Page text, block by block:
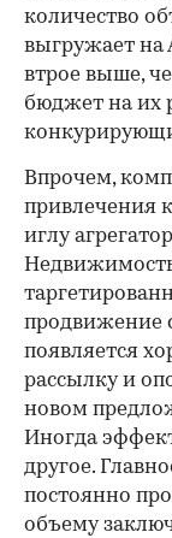
количество
выгружает на
втрое выше,
бюджет на их
Впрочем,
привлечения
иглу
продвижение
появляется
рассылку и
новом
Иногда
другое.
постоянно
объему